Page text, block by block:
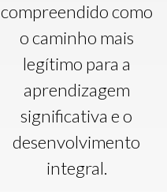
compreendido como
o caminho mais
legítimo para a
aprendizagem
significativa e o
desenvolvimento
integral.